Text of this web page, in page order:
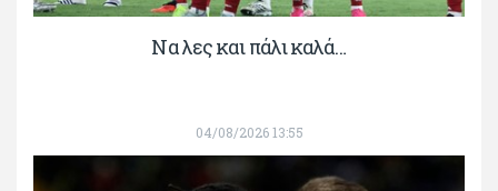
Να λες και πάλι καλά…
04/08/2026 13:55